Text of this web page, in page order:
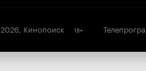
2026, Кинопоиск 18+